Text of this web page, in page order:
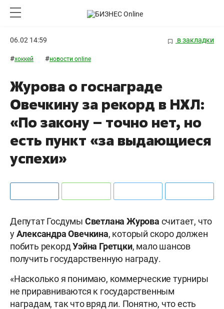
06.02 14:59 в закладки
#хоккей #новости online
Журова о госнаграде
Овечкину за рекорд в НХЛ:
«По закону – точно нет, но
есть пункт «за выдающиеся
успехи»
Депутат Госдумы Светлана Журова считает, что
уАлександра Овечкина, который скоро должен
побить рекордУэйна Гретцки, мало шансов
получить государственную награду.
«Насколько я понимаю, коммерческие турниры
не приравниваются к государственным
наградам, так что вряд ли. Понятно, что есть